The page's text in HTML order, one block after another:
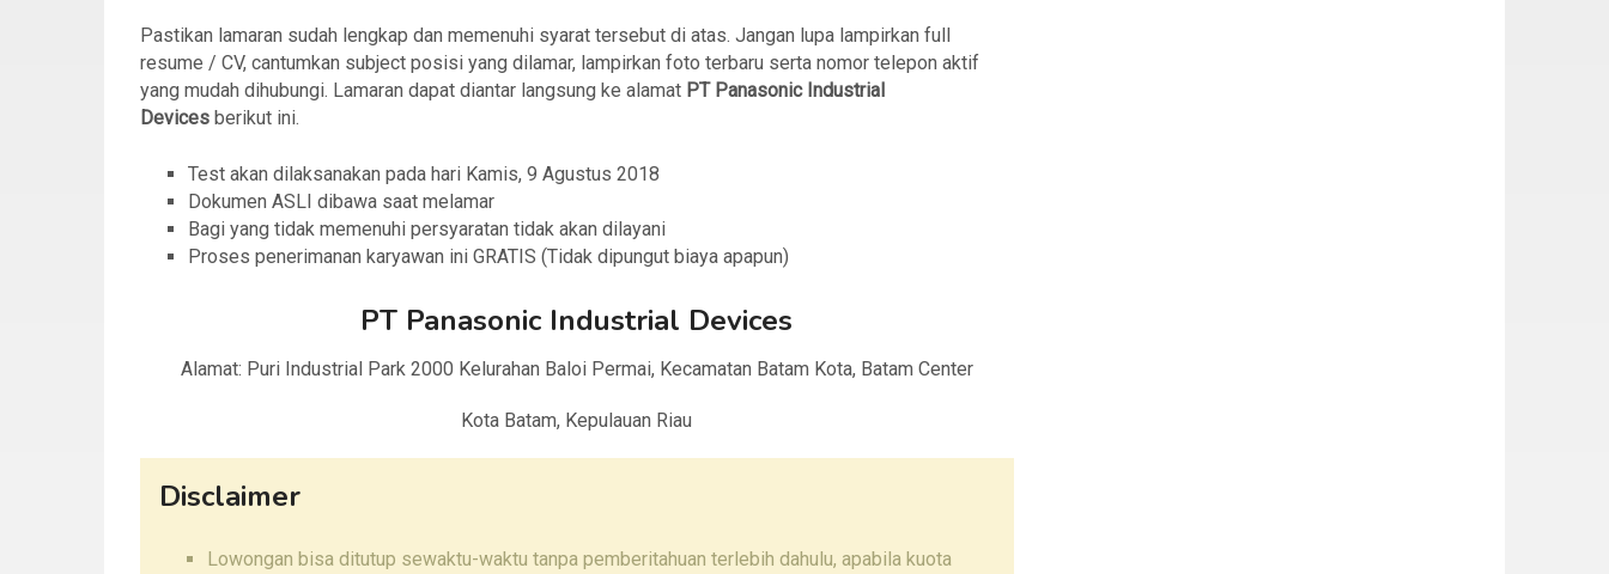
Pastikan lamaran sudah lengkap dan memenuhi syarat tersebut di atas. Jangan lupa lampirkan full
resume / CV, cantumkan subject posisi yang dilamar, lampirkan foto terbaru serta nomor telepon aktif
yang mudah dihubungi. Lamaran dapat diantar langsung ke alamat PT Panasonic Industrial
Devices berikut ini.
Test akan dilaksanakan pada hari Kamis, 9 Agustus 2018
Dokumen ASLI dibawa saat melamar
Bagi yang tidak memenuhi persyaratan tidak akan dilayani
Proses penerimanan karyawan ini GRATIS (Tidak dipungut biaya apapun)
PT Panasonic Industrial Devices
Alamat: Puri Industrial Park 2000 Kelurahan Baloi Permai, Kecamatan Batam Kota, Batam Center
Kota Batam, Kepulauan Riau
Disclaimer
Lowongan bisa ditutup sewaktu-waktu tanpa pemberitahuan terlebih dahulu, apabila kuota